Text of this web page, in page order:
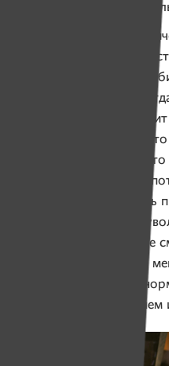
движение ей дается с
— Если подумать, мне
себе границ. Люблю
Друзей мало, иногда
со знакомыми. Еще
сестренку, которая
в аквапарк. Понимаю,
Но сидеть дома и
Больше всего я боюсь
смысл жизни. Доживать
К тому же, если меня
Снять квартиру сама не
случись что, в поселке
ни оборудования, ни
Сейчас живу одним